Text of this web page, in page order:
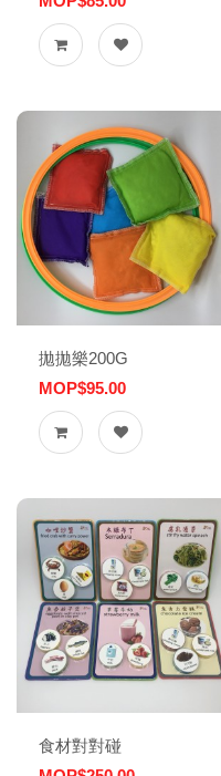
拋拋樂200G
MOP$95.00
食材對對碰